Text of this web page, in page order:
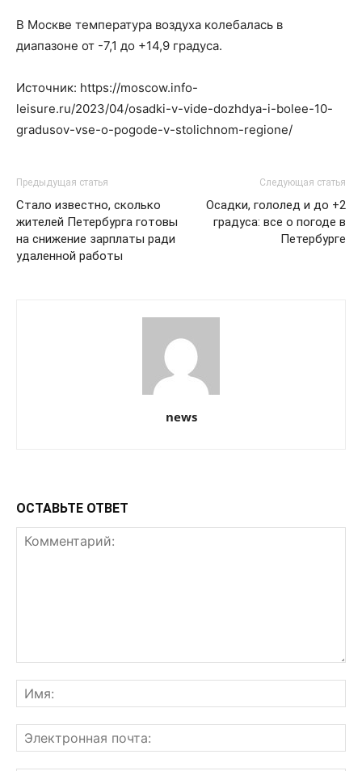
В Москве температура воздуха колебалась в
диапазоне от -7,1 до +14,9 градуса.
Источник: https://moscow.info-
leisure.ru/2023/04/osadki-v-vide-dozhdya-i-bolee-10-
gradusov-vse-o-pogode-v-stolichnom-regione/
Предыдущая статья
Стало известно, сколько
жителей Петербурга готовы
на снижение зарплаты ради
удаленной работы
Следующая статья
Осадки, гололед и до +2
градуса: все о погоде в
Петербурге
news
ОСТАВЬТЕ ОТВЕТ